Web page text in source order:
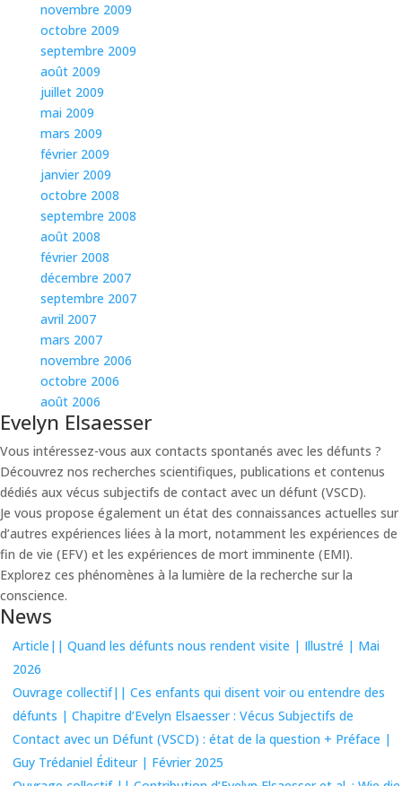
novembre 2009
octobre 2009
septembre 2009
août 2009
juillet 2009
mai 2009
mars 2009
février 2009
janvier 2009
octobre 2008
septembre 2008
août 2008
février 2008
décembre 2007
septembre 2007
avril 2007
mars 2007
novembre 2006
octobre 2006
août 2006
Evelyn Elsaesser
Vous intéressez-vous aux contacts spontanés avec les défunts ?
Découvrez nos recherches scientifiques, publications et contenus
dédiés aux vécus subjectifs de contact avec un défunt (VSCD).
Je vous propose également un état des connaissances actuelles sur
d’autres expériences liées à la mort, notamment les expériences de
fin de vie (EFV) et les expériences de mort imminente (EMI).
Explorez ces phénomènes à la lumière de la recherche sur la
conscience.
News
Article|| Quand les défunts nous rendent visite | Illustré | Mai
2026
Ouvrage collectif|| Ces enfants qui disent voir ou entendre des
défunts | Chapitre d’Evelyn Elsaesser : Vécus Subjectifs de
Contact avec un Défunt (VSCD) : état de la question + Préface |
Guy Trédaniel Éditeur | Février 2025